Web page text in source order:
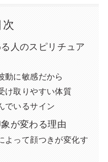
次
人のスピリチュア
動に敏感だから
け取りやすい体質
でいるサイン
が変わる理由
よって顔つきが変化す